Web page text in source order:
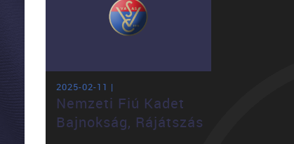
2025-02-11 |
Nemzeti Fiú Kadet
Bajnokság, Rájátszás